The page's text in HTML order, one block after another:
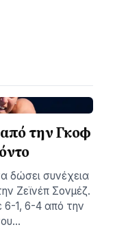
την Γκοφ
δώσει συνέχεια
Ζεϊνέπ Σονμέζ.
6-1, 6-4 από την